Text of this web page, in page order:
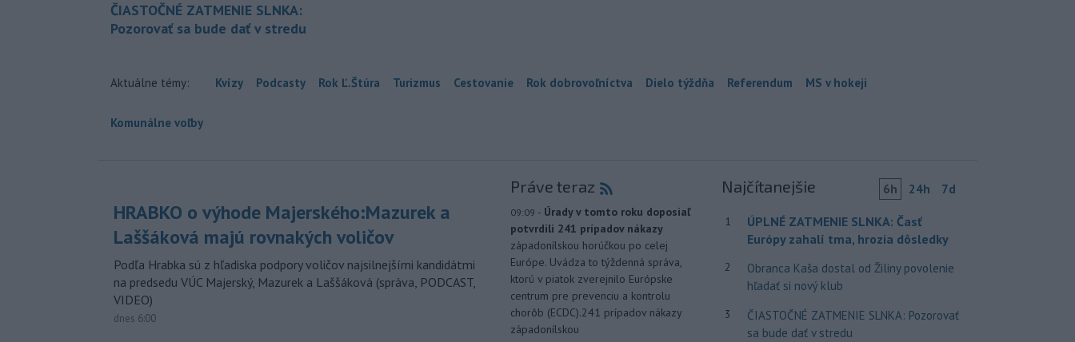
ČIASTOČNÉ ZATMENIE SLNKA:
Pozorovať sa bude dať v stredu
Aktuálne témy: Kvízy Podcasty Rok Ľ.Štúra Turizmus Cestovanie Rok dobrovoľníctva Dielo týždňa Referendum MS v hokeji
Komunálne voľby
HRABKO o výhode Majerského:Mazurek a
Laššáková majú rovnakých voličov
Podľa Hrabka sú z hľadiska podpory voličov najsilnejšími kandidátmi
na predsedu VÚC Majerský, Mazurek a Laššáková (správa, PODCAST,
VIDEO)
dnes 6:00
Práve teraz
09:09 - Úrady v tomto roku doposiaľ
potvrdili 241 prípadov nákazy
západonílskou horúčkou po celej
Európe. Uvádza to týždenná správa,
ktorú v piatok zverejnilo Európske
centrum pre prevenciu a kontrolu
chorôb (ECDC).241 prípadov nákazy
západonílskou
Najčítanejšie 6h 24h 7d
1
ÚPLNÉ ZATMENIE SLNKA: Časť
Európy zahalí tma, hrozia dôsledky
2
Obranca Kaša dostal od Žiliny povolenie
hľadať si nový klub
3
ČIASTOČNÉ ZATMENIE SLNKA: Pozorovať
sa bude dať v stredu